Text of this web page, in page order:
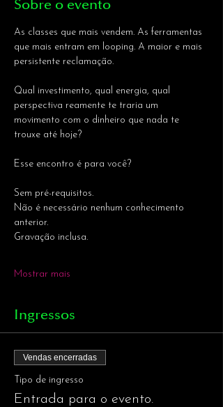
Sobre o evento
As classes que mais vendem. As ferramentas
que mais entram em looping. A maior e mais
persistente reclamação.
Qual investimento, qual energia, qual
perspectiva reamente te traria um
movimento com o dinheiro que nada te
trouxe até hoje?
Esse encontro é para você?
Sem pré-requisitos.
Não é necessário nenhum conhecimento
anterior.
Gravação inclusa.
Mostrar mais
Ingressos
Vendas encerradas
Tipo de ingresso
Entrada para o evento.